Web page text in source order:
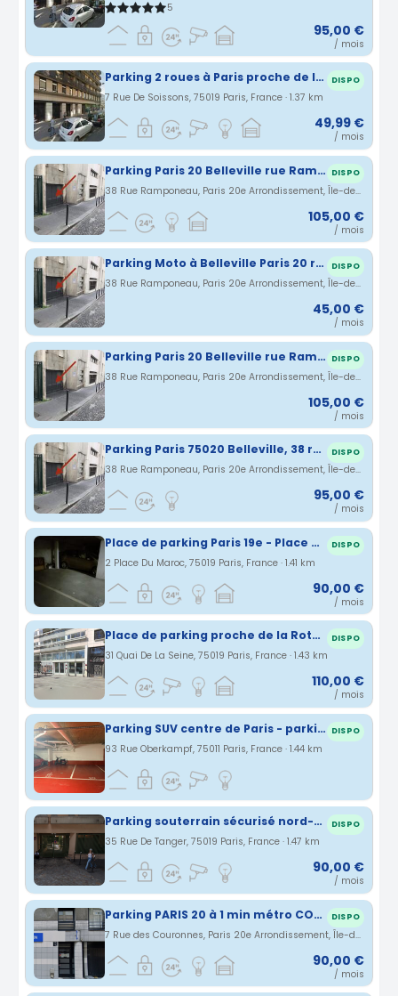
5
95,00 €
/ mois
Parking 2 roues à Paris proche de la garde de l'EST et de la gare du Nord DISPO
7 Rue De Soissons, 75019 Paris, France · 1.37 km
49,99 €
/ mois
Parking Paris 20 Belleville rue Ramponeau DISPO
38 Rue Ramponeau, Paris 20e Arrondissement, Île-de-France, France · 1.4 km
105,00 €
/ mois
Parking Moto à Belleville Paris 20 rue Ramponeau DISPO
38 Rue Ramponeau, Paris 20e Arrondissement, Île-de-France, France · 1.4 km
45,00 €
/ mois
Parking Paris 20 Belleville rue Ramponeau DISPO
38 Rue Ramponeau, Paris 20e Arrondissement, Île-de-France, France · 1.4 km
105,00 €
/ mois
Parking Paris 75020 Belleville, 38 rue Ramponeau DISPO
38 Rue Ramponeau, Paris 20e Arrondissement, Île-de-France, France · 1.4 km
95,00 €
/ mois
Place de parking Paris 19e - Place du Maroc DISPO
2 Place Du Maroc, 75019 Paris, France · 1.41 km
90,00 €
/ mois
Place de parking proche de la Rotonde Stalingrad DISPO
31 Quai De La Seine, 75019 Paris, France · 1.43 km
110,00 €
/ mois
Parking SUV centre de Paris - parking près du Métro - place 20 DISPO
93 Rue Oberkampf, 75011 Paris, France · 1.44 km
Parking souterrain sécurisé nord-est Paris DISPO
35 Rue De Tanger, 75019 Paris, France · 1.47 km
90,00 €
/ mois
Parking PARIS 20 à 1 min métro COURONNES DISPO
7 Rue des Couronnes, Paris 20e Arrondissement, Île-de-France, France · 1.5 km
90,00 €
/ mois